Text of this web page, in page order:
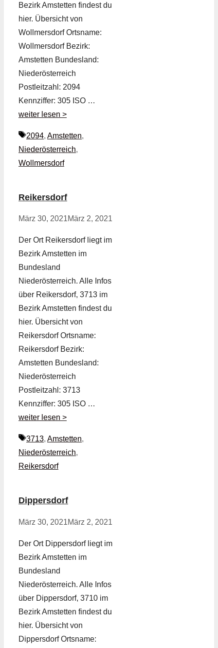
Bezirk Amstetten findest du
hier. Übersicht von
Wollmersdorf Ortsname:
Wollmersdorf Bezirk:
Amstetten Bundesland:
Niederösterreich
Postleitzahl: 2094
Kennziffer: 305 ISO …
weiter lesen >
Schlagwörter
2094, Amstetten,
Niederösterreich,
Wollmersdorf
Reikersdorf
März 30, 2021März 2, 2021
Der Ort Reikersdorf liegt im
Bezirk Amstetten im
Bundesland
Niederösterreich. Alle Infos
über Reikersdorf, 3713 im
Bezirk Amstetten findest du
hier. Übersicht von
Reikersdorf Ortsname:
Reikersdorf Bezirk:
Amstetten Bundesland:
Niederösterreich
Postleitzahl: 3713
Kennziffer: 305 ISO …
weiter lesen >
Schlagwörter
3713, Amstetten,
Niederösterreich,
Reikersdorf
Dippersdorf
März 30, 2021März 2, 2021
Der Ort Dippersdorf liegt im
Bezirk Amstetten im
Bundesland
Niederösterreich. Alle Infos
über Dippersdorf, 3710 im
Bezirk Amstetten findest du
hier. Übersicht von
Dippersdorf Ortsname: